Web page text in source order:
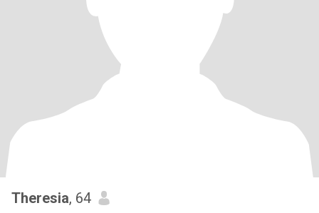
Theresia, 64